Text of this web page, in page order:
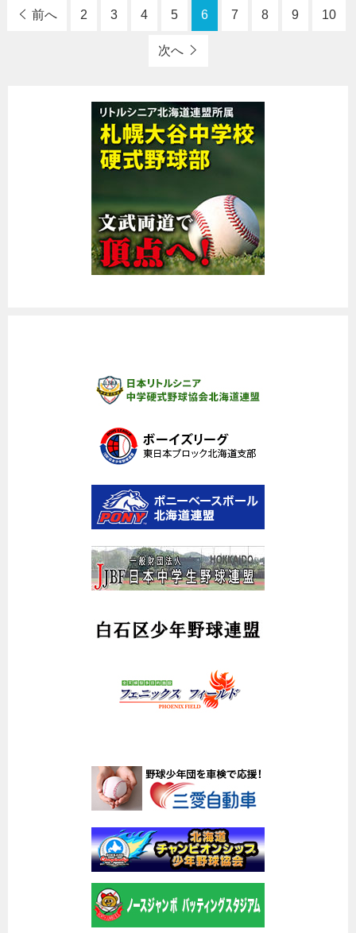
前へ 2 3 4 5 6 7 8 9 10
次へ